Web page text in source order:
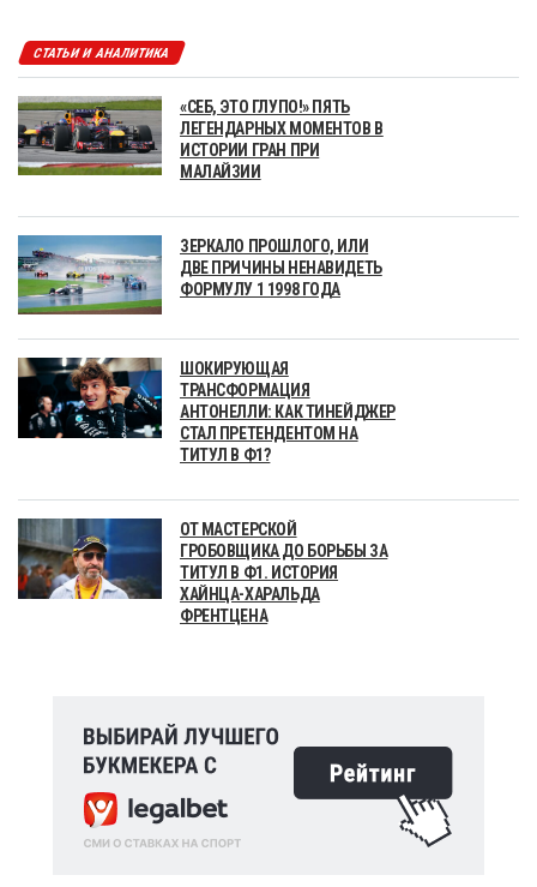
СТАТЬИ И АНАЛИТИКА
«СЕБ, ЭТО ГЛУПО!» ПЯТЬ
ЛЕГЕНДАРНЫХ МОМЕНТОВ В
ИСТОРИИ ГРАН ПРИ
МАЛАЙЗИИ
ЗЕРКАЛО ПРОШЛОГО, ИЛИ
ДВЕ ПРИЧИНЫ НЕНАВИДЕТЬ
ФОРМУЛУ 1 1998 ГОДА
ШОКИРУЮЩАЯ
ТРАНСФОРМАЦИЯ
АНТОНЕЛЛИ: КАК ТИНЕЙДЖЕР
СТАЛ ПРЕТЕНДЕНТОМ НА
ТИТУЛ В Ф1?
ОТ МАСТЕРСКОЙ
ГРОБОВЩИКА ДО БОРЬБЫ ЗА
ТИТУЛ В Ф1. ИСТОРИЯ
ХАЙНЦА-ХАРАЛЬДА
ФРЕНТЦЕНА